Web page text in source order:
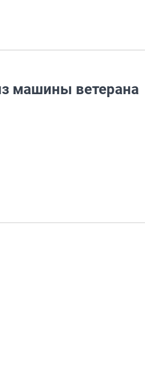
машины ветерана